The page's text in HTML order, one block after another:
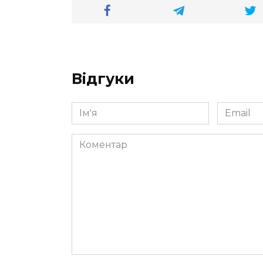
Відгуки
Ім'я
*
Email
*
Коментар